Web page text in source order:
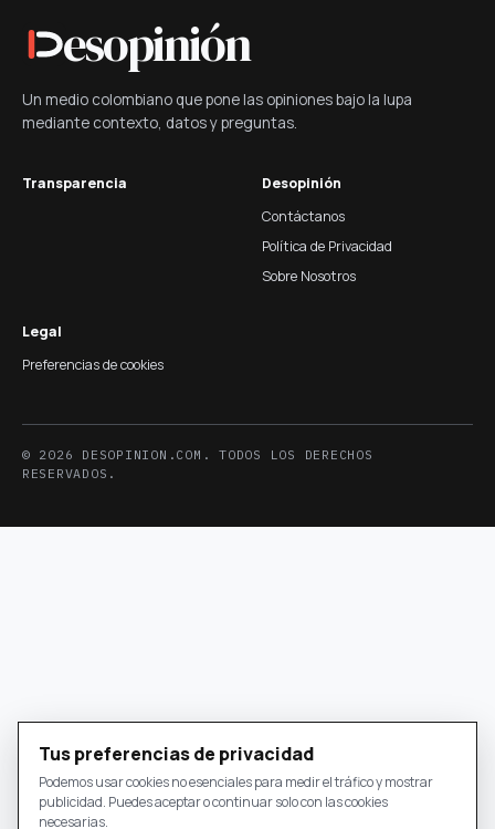
esopinión
Un medio colombiano que pone las opiniones bajo la lupa
mediante contexto, datos y preguntas.
Transparencia
Desopinión
Contáctanos
Política de Privacidad
Sobre Nosotros
Legal
Preferencias de cookies
© 2026 DESOPINION.COM. TODOS LOS DERECHOS
RESERVADOS.
Tus preferencias de privacidad
Podemos usar cookies no esenciales para medir el tráfico y mostrar
publicidad. Puedes aceptar o continuar solo con las cookies
necesarias.